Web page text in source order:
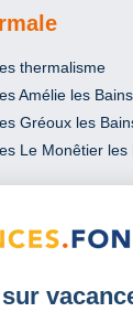
thermalisme
Amélie les Bains
Gréoux les
Le Monêtier les